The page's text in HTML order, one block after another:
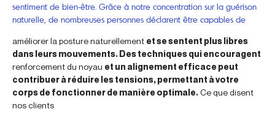
sentiment de bien-être. Grâce à notre concentration sur la guérison
naturelle, de nombreuses personnes déclarent être capables de
améliorer la posture naturellement et se sentent plus libres
dans leurs mouvements. Des techniques qui encouragent
renforcement du noyau et un alignement efficace peut
contribuer à réduire les tensions, permettant à votre
corps de fonctionner de manière optimale.Ce que disent
nos clients